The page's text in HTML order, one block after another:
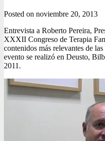
Posted on noviembre 20, 2013
Entrevista a Roberto Pereira,
XXXII Congreso de Terapia
contenidos más relevantes de
evento se realizó en Deusto,
2011.